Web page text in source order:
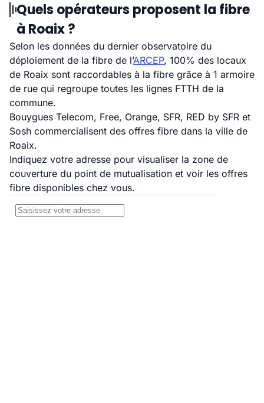
Quels opérateurs proposent la fibre
à Roaix ?
Selon les données du dernier observatoire du
déploiement de la fibre de l’ARCEP, 100% des locaux
de Roaix sont raccordables à la fibre grâce à 1 armoire
de rue qui regroupe toutes les lignes FTTH de la
commune.
Bouygues Telecom, Free, Orange, SFR, RED by SFR et
Sosh commercialisent des offres fibre dans la ville de
Roaix.
Indiquez votre adresse pour visualiser la zone de
couverture du point de mutualisation et voir les offres
fibre disponibles chez vous.